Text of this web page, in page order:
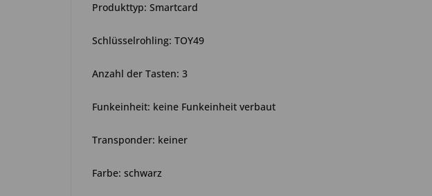
Produkttyp: Smartcard
Schlüsselrohling: TOY49
Anzahl der Tasten: 3
Funkeinheit: keine Funkeinheit verbaut
Transponder: keiner
Farbe: schwarz